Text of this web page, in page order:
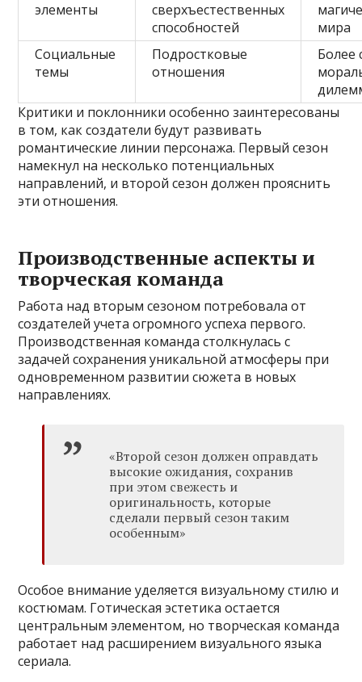
элементы
сверхъестественных
способностей
мира
Социальные
темы
Подростковые
отношения
Более
Критики и поклонники особенно заинтересованы
в том, как создатели будут развивать
романтические линии персонажа. Первый сезон
намекнул на несколько потенциальных
направлений, и второй сезон должен прояснить
эти отношения.
Производственные аспекты и
творческая команда
Работа над вторым сезоном потребовала от
создателей учета огромного успеха первого.
Производственная команда столкнулась с
задачей сохранения уникальной атмосферы при
одновременном развитии сюжета в новых
направлениях.
«Второй сезон должен оправдать
высокие ожидания, сохранив
при этом свежесть и
оригинальность, которые
сделали первый сезон таким
особенным»
Особое внимание уделяется визуальному стилю и
костюмам. Готическая эстетика остается
центральным элементом, но творческая команда
работает над расширением визуального языка
сериала.